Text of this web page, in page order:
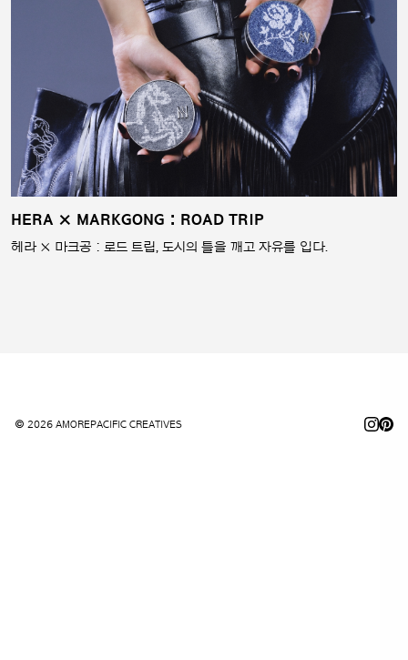
HERA × MARKGONG : ROAD TRIP
헤라 × 마크공 : 로드 트립, 도시의 틀을 깨고 자유를 입다.
© 2026 AMOREPACIFIC CREATIVES